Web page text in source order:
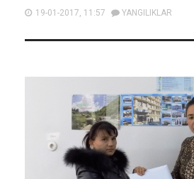
19-01-2017, 11:57 YANGILIKLAR